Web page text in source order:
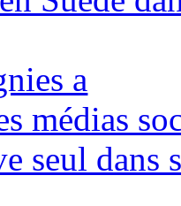
a
médias
seul dans